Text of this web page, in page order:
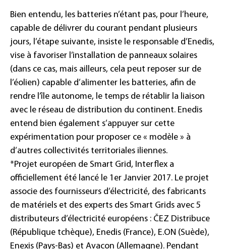
Bien entendu, les batteries n’étant pas, pour l’heure,
capable de délivrer du courant pendant plusieurs
jours, l’étape suivante, insiste le responsable d’Enedis,
vise à favoriser l’installation de panneaux solaires
(dans ce cas, mais ailleurs, cela peut reposer sur de
l’éolien) capable d’alimenter les batteries, afin de
rendre l’île autonome, le temps de rétablir la liaison
avec le réseau de distribution du continent. Enedis
entend bien également s’appuyer sur cette
expérimentation pour proposer ce « modèle » à
d’autres collectivités territoriales iliennes.
*Projet européen de Smart Grid, Interflex a
officiellement été lancé le 1er Janvier 2017. Le projet
associe des fournisseurs d’électricité, des fabricants
de matériels et des experts des Smart Grids avec 5
distributeurs d’électricité européens : ČEZ Distribuce
(République tchèque), Enedis (France), E.ON (Suède),
Enexis (Pays-Bas) et Avacon (Allemagne). Pendant